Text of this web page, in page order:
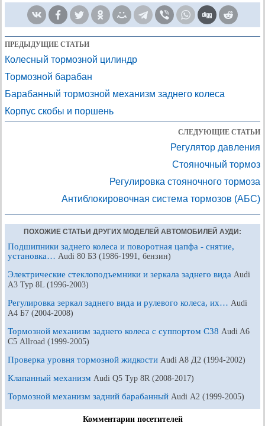
ПРЕДЫДУЩИЕ СТАТЬИ
Колесный тормозной цилиндр
Тормозной барабан
Барабанный тормозной механизм заднего колеса
Корпус скобы и поршень
СЛЕДУЮЩИЕ СТАТЬИ
Регулятор давления
Стояночный тормоз
Регулировка стояночного тормоза
Антиблокировочная система тормозов (АБС)
ПОХОЖИЕ СТАТЬИ ДРУГИХ МОДЕЛЕЙ АВТОМОБИЛЕЙ АУДИ:
Подшипники заднего колеса и поворотная цапфа - снятие,
установка… Audi 80 Б3 (1986-1991, бензин)
Электрические стеклоподъемники и зеркала заднего вида Audi
A3 Typ 8L (1996-2003)
Регулировка зеркал заднего вида и рулевого колеса, их… Audi
A4 Б7 (2004-2008)
Тормозной механизм заднего колеса с суппортом С38 Audi A6
С5 Allroad (1999-2005)
Проверка уровня тормозной жидкости Audi A8 Д2 (1994-2002)
Клапанный механизм Audi Q5 Typ 8R (2008-2017)
Тормозной механизм задний барабанный Audi А2 (1999-2005)
Комментарии посетителей